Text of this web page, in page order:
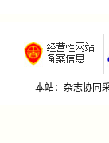
本站：杂志协同